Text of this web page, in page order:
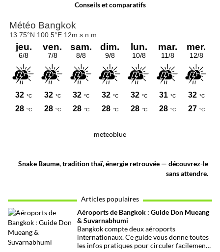
Conseils et comparatifs
meteoblue
Snake Baume, tradition thaï, énergie retrouvée — découvrez-le
sans attendre.
Articles populaires
Aéroports de Bangkok : Guide Don Mueang
& Suvarnabhumi
Bangkok compte deux aéroports
internationaux. Ce guide vous donne toutes
les infos pratiques pour circuler facilement